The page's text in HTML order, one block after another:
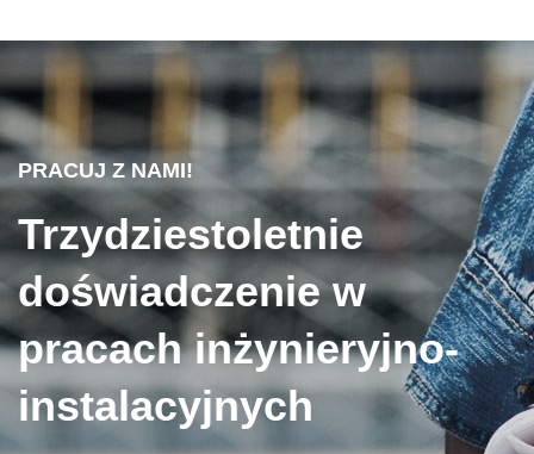
PRACUJ Z NAMI!
Trzydziestoletnie
doświadczenie w
pracach inżynieryjno-
instalacyjnych